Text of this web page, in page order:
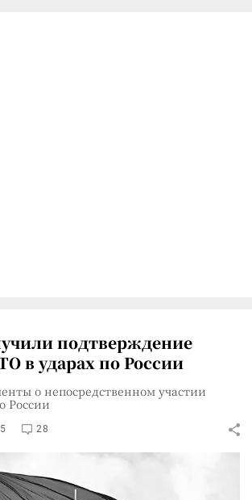
подтверждение
в ударах по России
о непосредственном участии
России
28